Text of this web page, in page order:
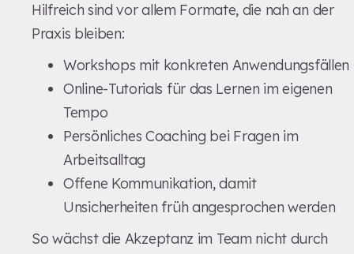
Hilfreich sind vor allem Formate, die nah an der
Praxis bleiben:
Workshops mit konkreten Anwendungsfällen
Online-Tutorials für das Lernen im eigenen
Tempo
Persönliches Coaching bei Fragen im
Arbeitsalltag
Offene Kommunikation, damit
Unsicherheiten früh angesprochen werden
So wächst die Akzeptanz im Team nicht durch